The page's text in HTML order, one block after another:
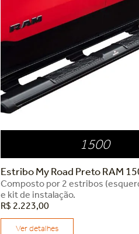
1500
Estribo My Road Preto RAM
Composto por 2 estribos
e kit de instalação.
R$ 2.223,00
Ver detalhes